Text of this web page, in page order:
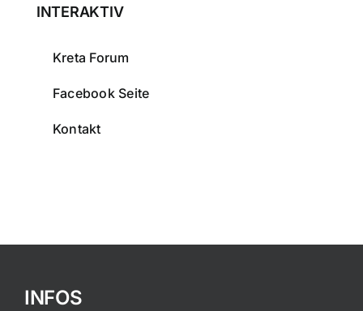
INTERAKTIV
Kreta Forum
Facebook Seite
Kontakt
INFOS